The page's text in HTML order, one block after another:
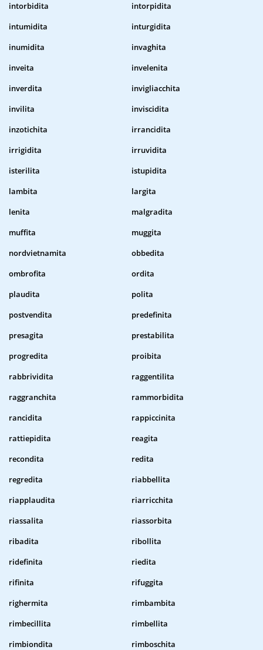
intorbidita
intorpidita
intumidita
inturgidita
inumidita
invaghita
inveita
invelenita
inverdita
invigliacchita
invilita
inviscidita
inzotichita
irrancidita
irrigidita
irruvidita
isterilita
istupidita
lambita
largita
lenita
malgradita
muffita
muggita
nordvietnamita
obbedita
ombrofita
ordita
plaudita
polita
postvendita
predefinita
presagita
prestabilita
progredita
proibita
rabbrividita
raggentilita
raggranchita
rammorbidita
rancidita
rappiccinita
rattiepidita
reagita
recondita
redita
regredita
riabbellita
riapplaudita
riarricchita
riassalita
riassorbita
ribadita
ribollita
ridefinita
riedita
rifinita
rifuggita
righermita
rimbambita
rimbecillita
rimbellita
rimbiondita
rimboschita